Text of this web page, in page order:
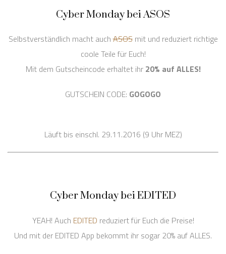
Cyber Monday bei ASOS
Selbstverständlich macht auchASOSmit und reduziert richtige
coole Teile für Euch!
Mit dem Gutscheincode erhaltet ihr 20% auf ALLES!
GUTSCHEIN CODE: GOGOGO
Läuft bis einschl. 29.11.2016 (9 Uhr MEZ)
Cyber Monday bei EDITED
YEAH! Auch EDITED reduziert für Euch die Preise!
Und mit der EDITED App bekommt ihr sogar 20% auf ALLES.